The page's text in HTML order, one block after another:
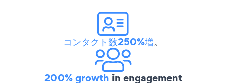
コンタクト数250%増。
200% growth in engagement